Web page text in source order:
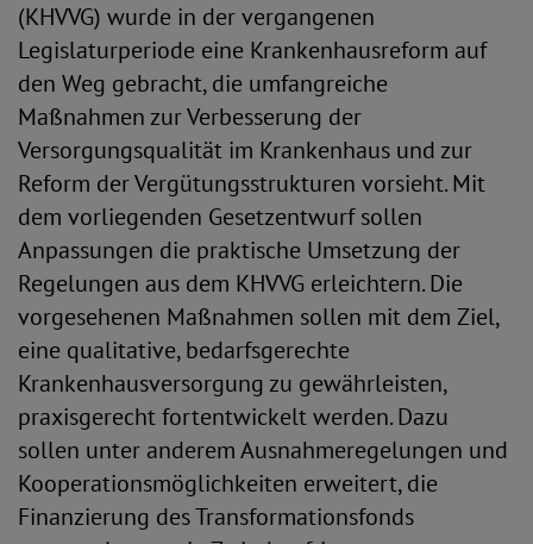
(KHVVG) wurde in der vergangenen
Legislaturperiode eine Krankenhausreform auf
den Weg gebracht, die umfangreiche
Maßnahmen zur Verbesserung der
Versorgungsqualität im Krankenhaus und zur
Reform der Vergütungsstrukturen vorsieht. Mit
dem vorliegenden Gesetzentwurf sollen
Anpassungen die praktische Umsetzung der
Regelungen aus dem KHVVG erleichtern. Die
vorgesehenen Maßnahmen sollen mit dem Ziel,
eine qualitative, bedarfsgerechte
Krankenhausversorgung zu gewährleisten,
praxisgerecht fortentwickelt werden. Dazu
sollen unter anderem Ausnahmeregelungen und
Kooperationsmöglichkeiten erweitert, die
Finanzierung des Transformationsfonds